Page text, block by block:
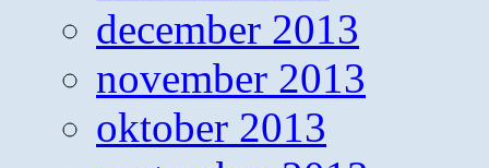
december 2013
november 2013
oktober 2013